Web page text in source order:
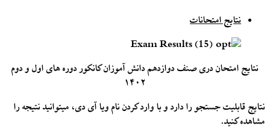
نتایج امتحانات
نتایج امتحان دری صنف دوازدهم دانش آموزان کانکور دوره های اول و دوم
۱۴۰۲
نتایج قابلیت جستجو را دارد و با وارد کردن نام ویا آی دی، میتوانید نتیجه را
مشاهده کنید.